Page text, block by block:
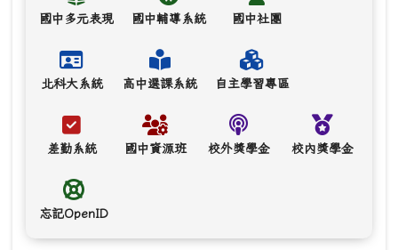
國中多元表現 國中輔導系統 國中社團
北科大系統 高中選課系統 自主學習專區
差勤系統 國中資源班 校外獎學金 校內獎學金
忘記OpenID